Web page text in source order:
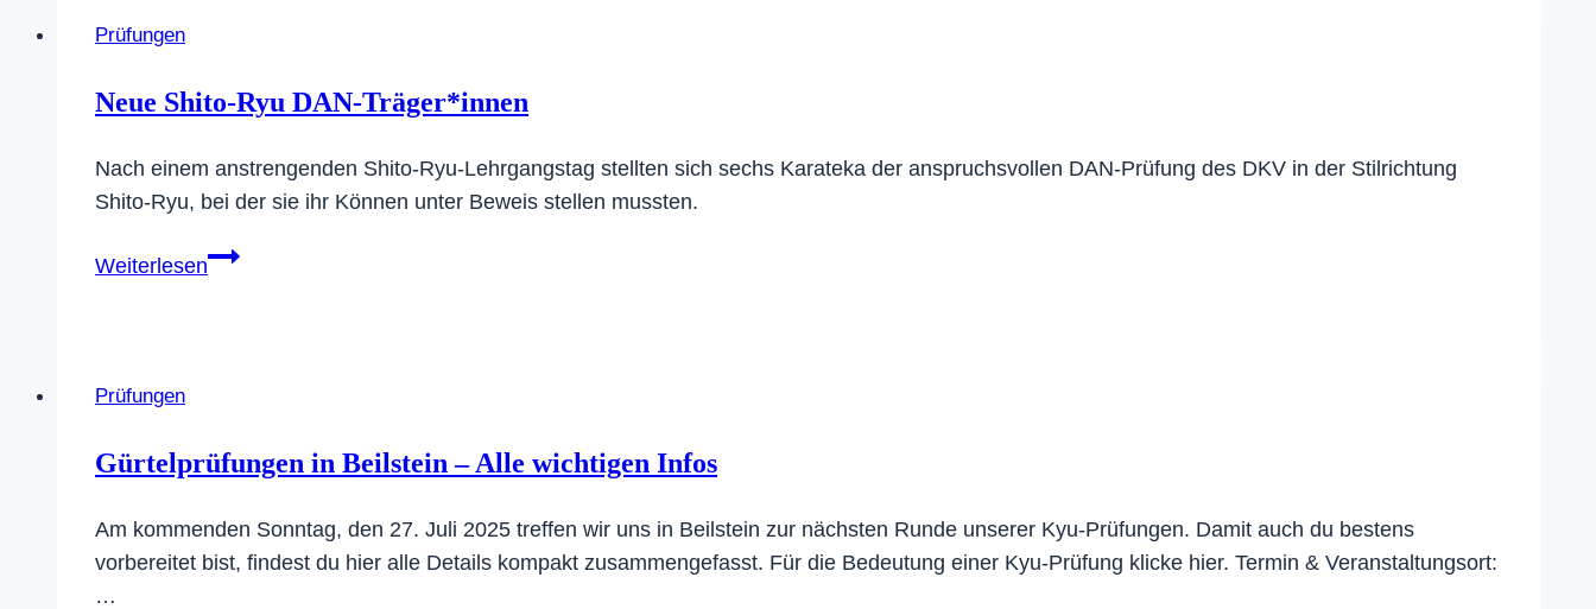
zurück
Prüfungen
Neue Shito-Ryu DAN-Träger*innen
Nach einem anstrengenden Shito-Ryu-Lehrgangstag stellten sich sechs Karateka der anspruchsvollen DAN-Prüfung des DKV in der Stilrichtung
Shito-Ryu, bei der sie ihr Können unter Beweis stellen mussten.
WeiterlesenNeue
Prüfungen
Gürtelprüfungen in Beilstein – Alle wichtigen Infos
Am kommenden Sonntag, den 27. Juli 2025 treffen wir uns in Beilstein zur nächsten Runde unserer Kyu-Prüfungen. Damit auch du bestens
vorbereitet bist, findest du hier alle Details kompakt zusammengefasst. Für die Bedeutung einer Kyu-Prüfung klicke hier. Termin & Veranstaltungsort:
…